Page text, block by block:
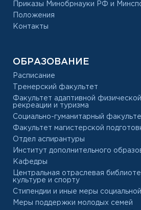
Приказы Минобрнауки РФ и
Положения
Контакты
ОБРАЗОВАНИЕ
Расписание
Тренерский факультет
Факультет адаптивной физической
рекреации и туризма
Социально-гуманитарный
Факультет магистерской
Отдел аспирантуры
Институт дополнительного
Кафедры
Центральная отраслевая
культуре и спорту
Стипендии и иные меры
Меры поддержки молодых семей